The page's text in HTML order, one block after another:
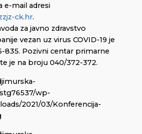
e-mail adresi
ck.hr.
za javno zdravstvo
vezan uz virus COVID-19 je
835. Pozivni centar primarne
je na broju 040/372-372.
wp-
2021/03/Konferencija-